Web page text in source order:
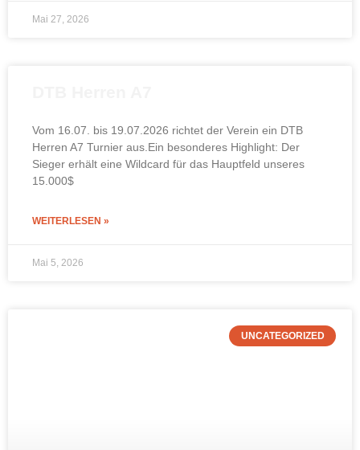
Mai 27, 2026
Vom 16.07. bis 19.07.2026 richtet der Verein ein DTB
Herren A7 Turnier aus.Ein besonderes Highlight: Der
Sieger erhält eine Wildcard für das Hauptfeld unseres
15.000$
WEITERLESEN »
Mai 5, 2026
UNCATEGORIZED